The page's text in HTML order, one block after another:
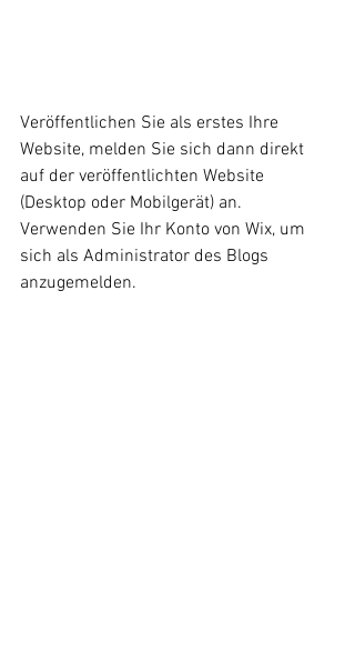
Veröffentlichen Sie als erstes Ihre
Website, melden Sie sich dann direkt
auf der veröffentlichten Website
(Desktop oder Mobilgerät) an.
Verwenden Sie Ihr Konto von Wix, um
sich als Administrator des Blogs
anzugemelden.